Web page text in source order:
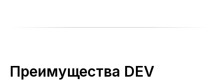
Преимущества DEV